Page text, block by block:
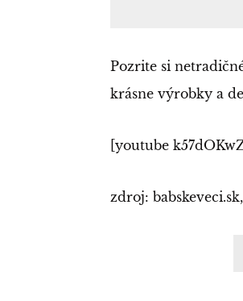
Pozrite si
krásne výrobky a
[youtube
zdroj: babskeveci.sk,